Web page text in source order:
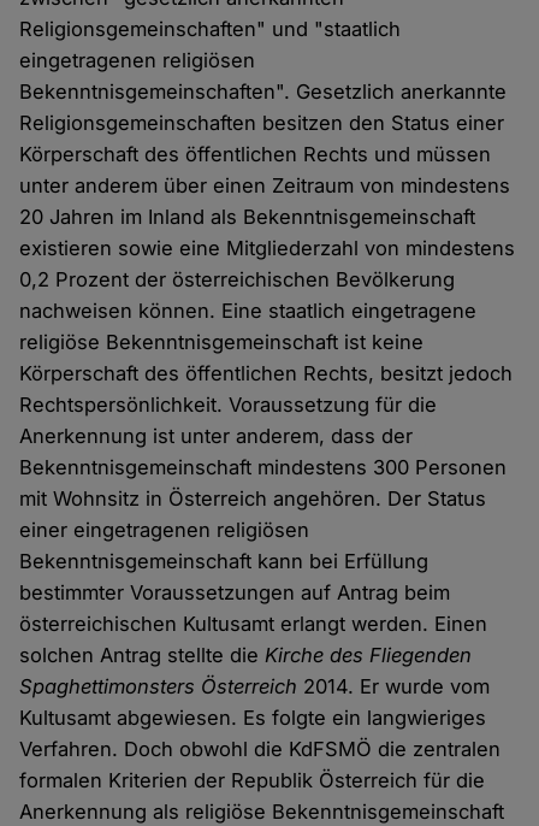
Religionsgemeinschaften" und "staatlich
eingetragenen religiösen
Bekenntnisgemeinschaften". Gesetzlich anerkannte
Religionsgemeinschaften besitzen den Status einer
Körperschaft des öffentlichen Rechts und müssen
unter anderem über einen Zeitraum von mindestens
20 Jahren im Inland als Bekenntnisgemeinschaft
existieren sowie eine Mitgliederzahl von mindestens
0,2 Prozent der österreichischen Bevölkerung
nachweisen können. Eine staatlich eingetragene
religiöse Bekenntnisgemeinschaft ist keine
Körperschaft des öffentlichen Rechts, besitzt jedoch
Rechtspersönlichkeit. Voraussetzung für die
Anerkennung ist unter anderem, dass der
Bekenntnisgemeinschaft mindestens 300 Personen
mit Wohnsitz in Österreich angehören. Der Status
einer eingetragenen religiösen
Bekenntnisgemeinschaft kann bei Erfüllung
bestimmter Voraussetzungen auf Antrag beim
österreichischen Kultusamt erlangt werden. Einen
solchen Antrag stellte dieKirche des Fliegenden
Spaghettimonsters Österreich 2014. Er wurde vom
Kultusamt abgewiesen. Es folgte ein langwieriges
Verfahren. Doch obwohl die KdFSMÖ die zentralen
formalen Kriterien der Republik Österreich für die
Anerkennung als religiöse Bekenntnisgemeinschaft